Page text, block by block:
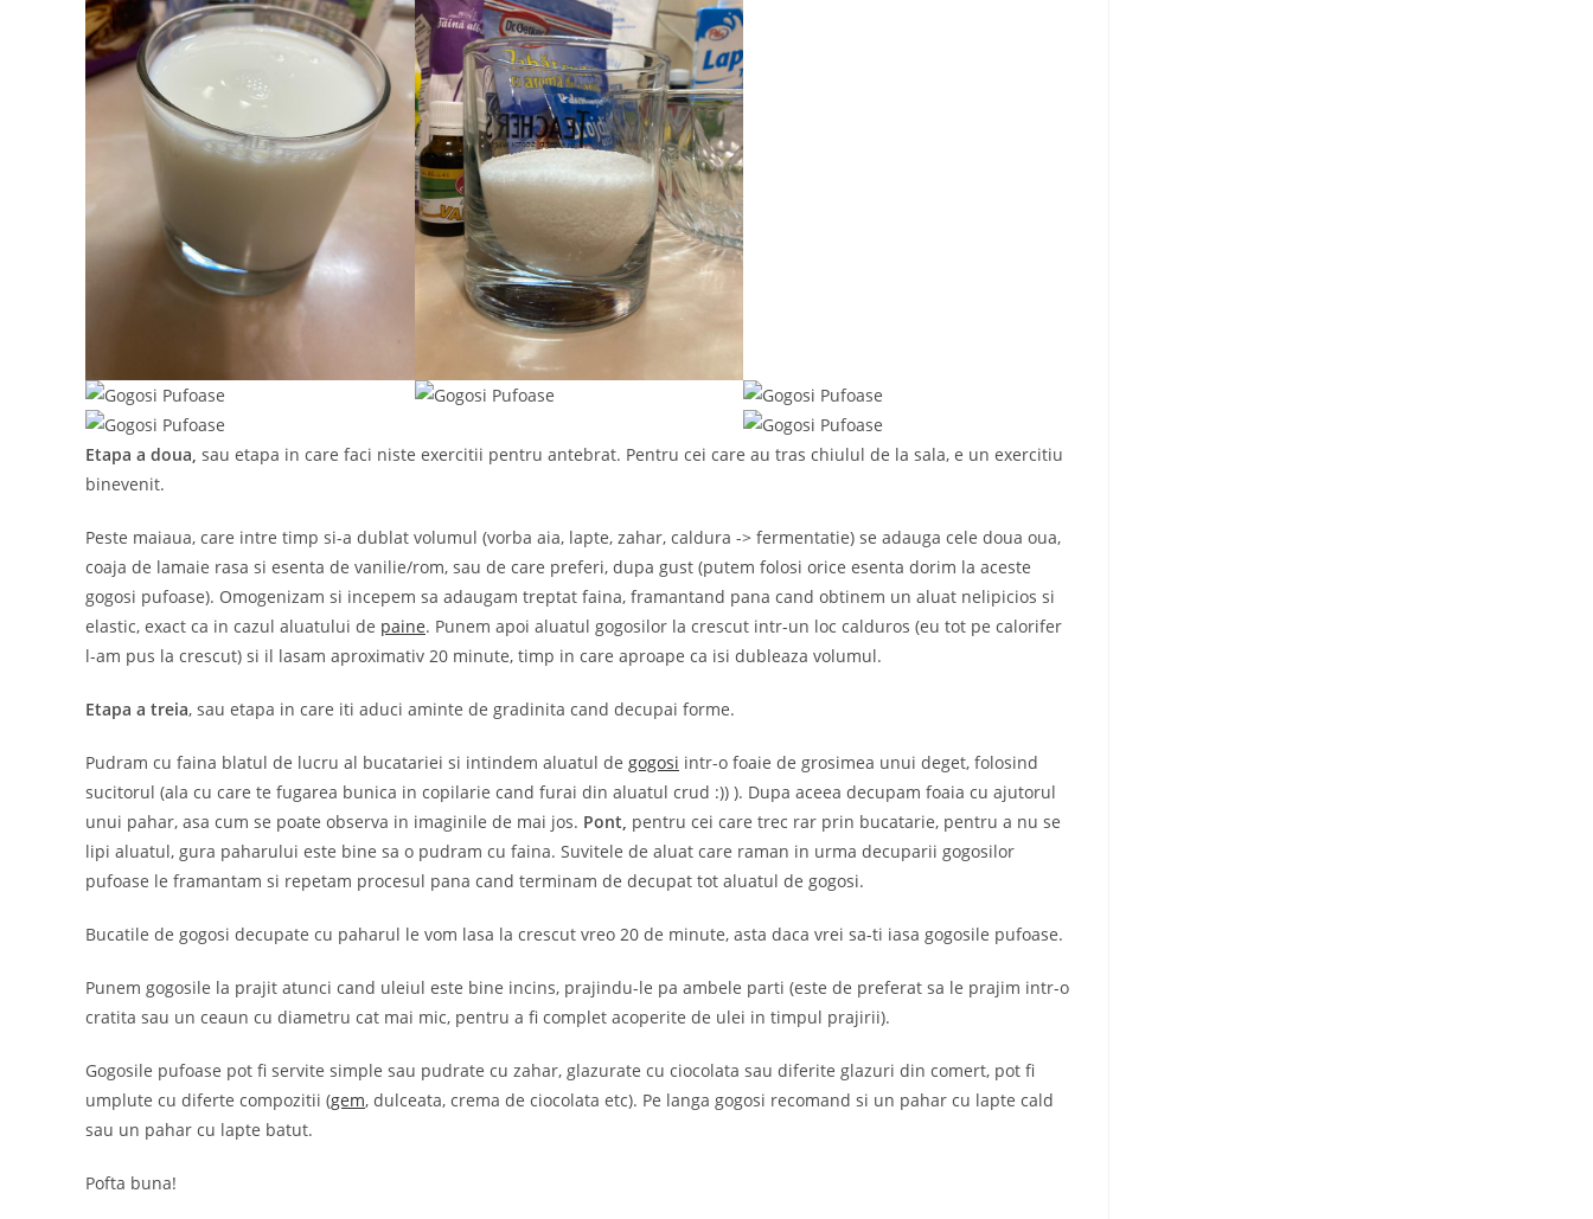
Etapa a doua, sau etapa in care faci niste exercitii pentru antebrat. Pentru cei care au tras chiulul de la sala, e un exercitiu
binevenit.
Peste maiaua, care intre timp si-a dublat volumul (vorba aia, lapte, zahar, caldura -> fermentatie) se adauga cele doua oua,
coaja de lamaie rasa si esenta de vanilie/rom, sau de care preferi, dupa gust (putem folosi orice esenta dorim la aceste
gogosi pufoase). Omogenizam si incepem sa adaugam treptat faina, framantand pana cand obtinem un aluat nelipicios si
elastic, exact ca in cazul aluatului de paine. Punem apoi aluatul gogosilor la crescut intr-un loc calduros (eu tot pe calorifer
l-am pus la crescut) si il lasam aproximativ 20 minute, timp in care aproape ca isi dubleaza volumul.
Etapa a treia, sau etapa in care iti aduci aminte de gradinita cand decupai forme.
Pudram cu faina blatul de lucru al bucatariei si intindem aluatul de gogosi intr-o foaie de grosimea unui deget, folosind
sucitorul (ala cu care te fugarea bunica in copilarie cand furai din aluatul crud :)) ). Dupa aceea decupam foaia cu ajutorul
unui pahar, asa cum se poate observa in imaginile de mai jos. Pont, pentru cei care trec rar prin bucatarie, pentru a nu se
lipi aluatul, gura paharului este bine sa o pudram cu faina. Suvitele de aluat care raman in urma decuparii gogosilor
pufoase le framantam si repetam procesul pana cand terminam de decupat tot aluatul de gogosi.
Bucatile de gogosi decupate cu paharul le vom lasa la crescut vreo 20 de minute, asta daca vrei sa-ti iasa gogosile pufoase.
Punem gogosile la prajit atunci cand uleiul este bine incins, prajindu-le pa ambele parti (este de preferat sa le prajim intr-o
cratita sau un ceaun cu diametru cat mai mic, pentru a fi complet acoperite de ulei in timpul prajirii).
Gogosile pufoase pot fi servite simple sau pudrate cu zahar, glazurate cu ciocolata sau diferite glazuri din comert, pot fi
umplute cu diferte compozitii (gem, dulceata, crema de ciocolata etc). Pe langa gogosi recomand si un pahar cu lapte cald
sau un pahar cu lapte batut.
Pofta buna!